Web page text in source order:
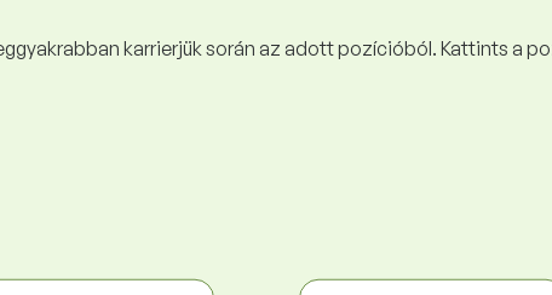
karrierjük során az adott pozícióból. Kattints a